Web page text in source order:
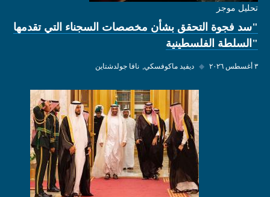
تحليل موجز
"سد فجوة التحقق بشأن مخصصات السجناء التي تقدمها
"السلطة الفلسطينية
٣ أغسطس ٢٠٢٦ ◆ ديفيد ماكوفسكي نافا جولدشتاين